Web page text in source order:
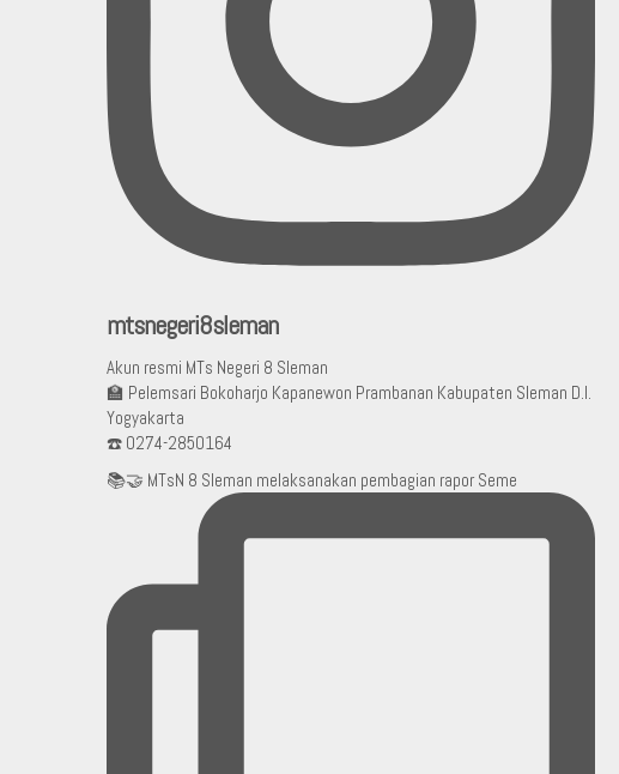
mtsnegeri8sleman
Akun resmi MTs Negeri 8 Sleman
🏫 Pelemsari Bokoharjo Kapanewon Prambanan Kabupaten Sleman D.I.
Yogyakarta
☎️ 0274-2850164
📚🤝 MTsN 8 Sleman melaksanakan pembagian rapor Seme